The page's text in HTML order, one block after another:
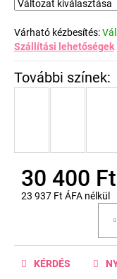
Várható kézbesítés:
Szállítási lehetőségek
30 400 Ft
23 937 Ft ÁFA nélkül
KÉRDÉS